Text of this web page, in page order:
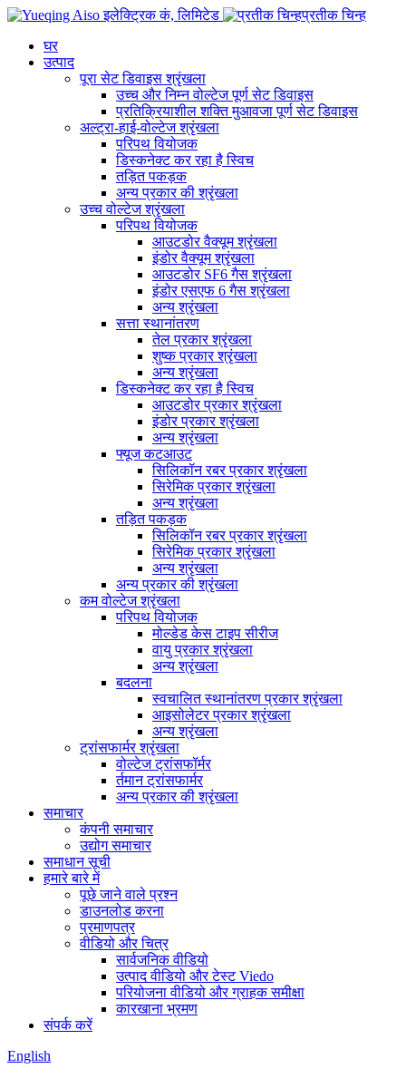
प्रतीक चिन्ह
घर
उत्पाद
पूरा सेट डिवाइस श्रृंखला
उच्च और निम्न वोल्टेज पूर्ण सेट डिवाइस
प्रतिक्रियाशील शक्ति मुआवजा पूर्ण सेट डिवाइस
अल्ट्रा-हाई-वोल्टेज श्रृंखला
परिपथ वियोजक
डिस्कनेक्ट कर रहा है स्विच
तड़ित पकड़क
अन्य प्रकार की श्रृंखला
उच्च वोल्टेज श्रृंखला
परिपथ वियोजक
आउटडोर वैक्यूम श्रृंखला
इंडोर वैक्यूम श्रृंखला
आउटडोर SF6 गैस श्रृंखला
इंडोर एसएफ 6 गैस श्रृंखला
अन्य श्रृंखला
सत्ता स्थानांतरण
तेल प्रकार श्रृंखला
शुष्क प्रकार श्रृंखला
अन्य श्रृंखला
डिस्कनेक्ट कर रहा है स्विच
आउटडोर प्रकार श्रृंखला
इंडोर प्रकार श्रृंखला
अन्य श्रृंखला
फ्यूज कटआउट
सिलिकॉन रबर प्रकार श्रृंखला
सिरेमिक प्रकार श्रृंखला
अन्य श्रृंखला
तड़ित पकड़क
सिलिकॉन रबर प्रकार श्रृंखला
सिरेमिक प्रकार श्रृंखला
अन्य श्रृंखला
अन्य प्रकार की श्रृंखला
कम वोल्टेज श्रृंखला
परिपथ वियोजक
मोल्डेड केस टाइप सीरीज
वायु प्रकार श्रृंखला
अन्य श्रृंखला
बदलना
स्वचालित स्थानांतरण प्रकार श्रृंखला
आइसोलेटर प्रकार श्रृंखला
अन्य श्रृंखला
ट्रांसफार्मर श्रृंखला
वोल्टेज ट्रांसफॉर्मर
र्तमान ट्रांसफार्मर
अन्य प्रकार की श्रृंखला
समाचार
कंपनी समाचार
उद्योग समाचार
समाधान सूची
हमारे बारे में
पूछे जाने वाले प्रश्न
डाउनलोड करना
प्रमाणपत्र
वीडियो और चित्र
सार्वजनिक वीडियो
उत्पाद वीडियो और टेस्ट Viedo
परियोजना वीडियो और ग्राहक समीक्षा
कारखाना भ्रमण
संपर्क करें
English